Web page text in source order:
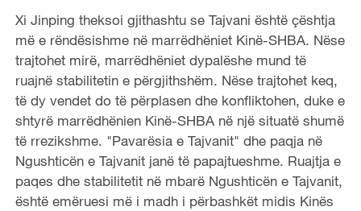
Xi Jinping theksoi gjithashtu se Tajvani është çështja
më e rëndësishme në marrëdhëniet Kinë-SHBA. Nëse
trajtohet mirë, marrëdhëniet dypalëshe mund të
ruajnë stabilitetin e përgjithshëm. Nëse trajtohet keq,
të dy vendet do të përplasen dhe konfliktohen, duke e
shtyrë marrëdhënien Kinë-SHBA në një situatë shumë
të rrezikshme. "Pavarësia e Tajvanit" dhe paqja në
Ngushticën e Tajvanit janë të papajtueshme. Ruajtja e
paqes dhe stabilitetit në mbarë Ngushticën e Tajvanit,
është emëruesi më i madh i përbashkët midis Kinës